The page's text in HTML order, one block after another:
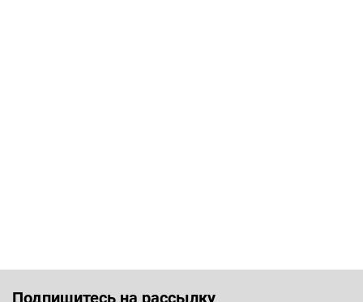
Подпишитесь на рассылку